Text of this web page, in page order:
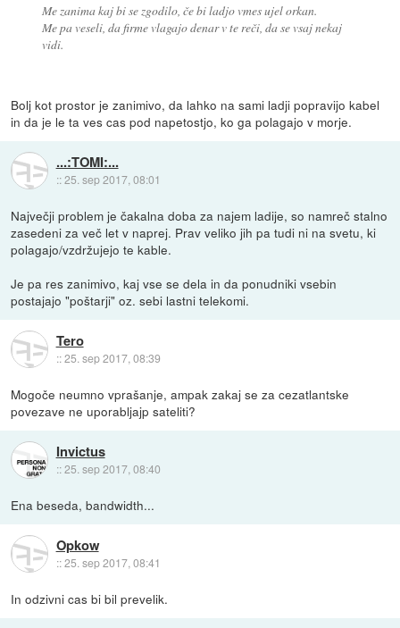
Me zanima kaj bi se zgodilo, če bi ladjo vmes ujel orkan.
Me pa veseli, da firme vlagajo denar v te reči, da se vsaj nekaj
vidi.
Bolj kot prostor je zanimivo, da lahko na sami ladji popravijo kabel
in da je le ta ves cas pod napetostjo, ko ga polagajo v morje.
...:TOMI:...
::25. sep 2017, 08:01
Največji problem je čakalna doba za najem ladije, so namreč stalno
zasedeni za več let v naprej. Prav veliko jih pa tudi ni na svetu, ki
polagajo/vzdržujejo te kable.
Je pa res zanimivo, kaj vse se dela in da ponudniki vsebin
postajajo "poštarji" oz. sebi lastni telekomi.
Tero
::25. sep 2017, 08:39
Mogoče neumno vprašanje, ampak zakaj se za cezatlantske
povezave ne uporabljajp sateliti?
Invictus
::25. sep 2017, 08:40
Ena beseda, bandwidth...
Opkow
::25. sep 2017, 08:41
In odzivni cas bi bil prevelik.